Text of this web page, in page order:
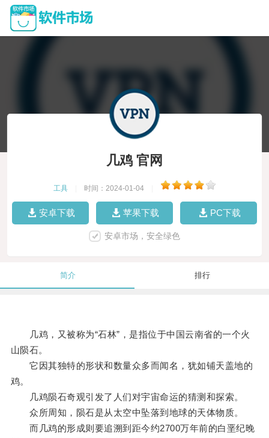
几鸡 官网
工具 时间：2024-01-04
安卓下载 苹果下载 PC下载
安卓市场，安全绿色
简介 排行
几鸡，又被称为“石林”，是指位于中国云南省的一个火
山陨石。
它因其独特的形状和数量众多而闻名，犹如铺天盖地的
鸡。
几鸡陨石奇观引发了人们对宇宙命运的猜测和探索。
众所周知，陨石是从太空中坠落到地球的天体物质。
而几鸡的形成则要追溯到距今约2700万年前的白垩纪晚